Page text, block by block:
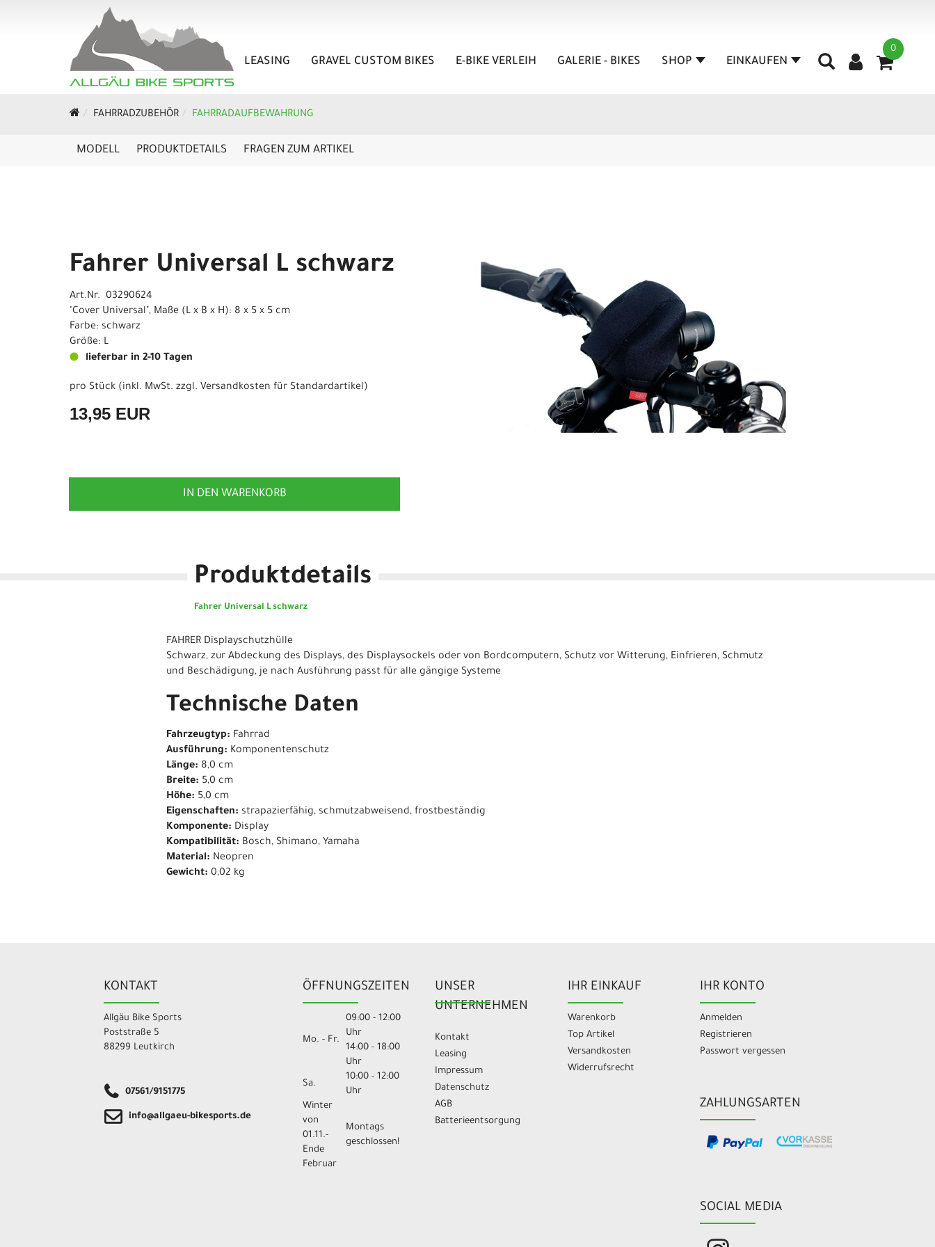
0
LEASING GRAVEL CUSTOM BIKES E-BIKE VERLEIH GALERIE - BIKES SHOP EINKAUFEN
FAHRRADZUBEHÖR FAHRRADAUFBEWAHRUNG
MODELL PRODUKTDETAILS FRAGEN ZUM ARTIKEL
Fahrer Universal L schwarz
Art.Nr. 03290624
"Cover Universal", Maße (L x B x H): 8 x 5 x 5 cm
Farbe: schwarz
Größe: L
lieferbar in 2-10 Tagen
pro Stück (inkl. MwSt. zzgl. Versandkosten für Standardartikel)
13,95 EUR
IN DEN WARENKORB
Produktdetails
Fahrer Universal L schwarz
FAHRER Displayschutzhülle
Schwarz, zur Abdeckung des Displays, des Displaysockels oder von Bordcomputern, Schutz vor Witterung, Einfrieren, Schmutz
und Beschädigung, je nach Ausführung passt für alle gängige Systeme
Technische Daten
Fahrzeugtyp: Fahrrad
Ausführung: Komponentenschutz
Länge: 8,0 cm
Breite: 5,0 cm
Höhe: 5,0 cm
Eigenschaften: strapazierfähig, schmutzabweisend, frostbeständig
Komponente: Display
Kompatibilität: Bosch, Shimano, Yamaha
Material: Neopren
Gewicht: 0,02 kg
KONTAKT
Allgäu Bike Sports
Poststraße 5
88299 Leutkirch
07561/9151775
info@allgaeu-bikesports.de
ÖFFNUNGSZEITEN
Mo. - Fr.
09:00 - 12:00
Uhr
14:00 - 18:00
Uhr
Sa.
10:00 - 12:00
Uhr
Winter
von
01.11.-
Ende
Februar
Montags
geschlossen!
UNSER
UNTERNEHMEN
Kontakt
Leasing
Impressum
Datenschutz
AGB
Batterieentsorgung
IHR EINKAUF
Warenkorb
Top Artikel
Versandkosten
Widerrufsrecht
IHR KONTO
Anmelden
Registrieren
Passwort vergessen
ZAHLUNGSARTEN
SOCIAL MEDIA